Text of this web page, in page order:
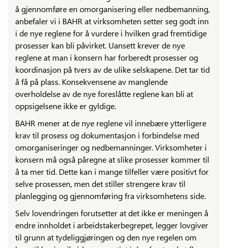
å gjennomføre en omorganisering eller nedbemanning,
anbefaler vi i BAHR at virksomheten setter seg godt inn
i de nye reglene for å vurdere i hvilken grad fremtidige
prosesser kan bli påvirket. Uansett krever de nye
reglene at man i konsern har forberedt prosesser og
koordinasjon på tvers av de ulike selskapene. Det tar tid
å få på plass. Konsekvensene av manglende
overholdelse av de nye foreslåtte reglene kan bli at
oppsigelsene ikke er gyldige.
BAHR mener at de nye reglene vil innebære ytterligere
krav til prosess og dokumentasjon i forbindelse med
omorganiseringer og nedbemanninger. Virksomheter i
konsern må også påregne at slike prosesser kommer til
å ta mer tid. Dette kan i mange tilfeller være positivt for
selve prosessen, men det stiller strengere krav til
planlegging og gjennomføring fra virksomhetens side.
Selv lovendringen forutsetter at det ikke er meningen å
endre innholdet i arbeidstakerbegrepet, legger lovgiver
til grunn at tydeliggjøringen og den nye regelen om